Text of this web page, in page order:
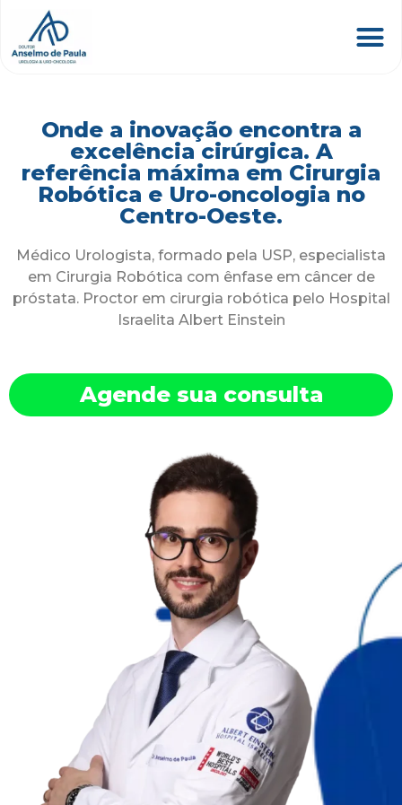
Onde a inovação encontra a
excelência cirúrgica. A
referência máxima em Cirurgia
Robótica e Uro-oncologia no
Centro-Oeste.
Médico Urologista, formado pela USP, especialista
em Cirurgia Robótica com ênfase em câncer de
próstata. Proctor em cirurgia robótica pelo Hospital
Israelita Albert Einstein
Agende sua consulta